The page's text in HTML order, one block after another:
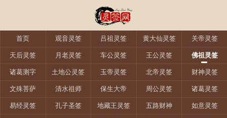
首页 观音灵签 吕祖灵签 黄大仙灵签 关帝灵签
天后灵签 月老灵签 车公灵签 王公灵签 佛祖灵签
诸葛测字 土地公灵签 玉帝灵签 北帝灵签 财神灵签
文殊菩萨 清水祖师 保生大帝 周公灵签 诸葛灵签
易经灵签 孔子圣签 地藏王灵签 五路财神 如意灵签